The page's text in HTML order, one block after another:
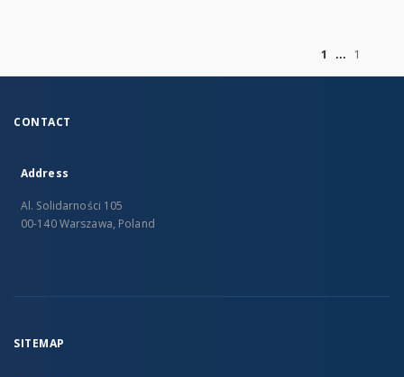
1
1
CONTACT
Address
Al. Solidarności 105
00-140 Warszawa, Poland
SITEMAP